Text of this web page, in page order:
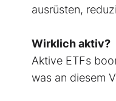
ausrüsten,
Wirklich aktiv?
Aktive ETFs
was an diesem